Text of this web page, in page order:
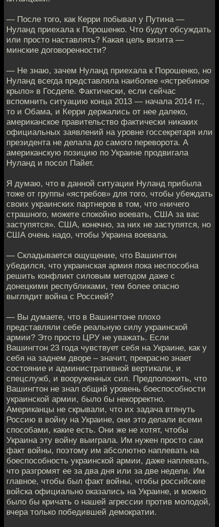
— После того, как Керри побывал у Путина —
Нуланд приехала к Порошенко. Что будут обсуждать
или просто наставлять? Какая цель визита —
минские договоренности?
— Не знаю, зачем Нуланд приехала к Порошенко, но
Нуланд всегда представляла наиболее «ястребиное
крыло» в Госдепе. Фактически, если сейчас
вспомнить ситуацию конца 2013 — начала 2014 гг.,
то и Обама, и Керри держались от нее далеко,
американское правительство фактически никаких
официальных заявлений на уровне госсекретаря или
президента не делала до самого переворота. А
американскую позицию по Украине продвигала
Нуланд и посол Пайет.
Я думаю, что в данной ситуации Нуланд прибыла
тоже от группы «ястребов» для того, чтобы убеждать
своих украинских партнеров в том, что «ничего
страшного, можете спокойно воевать, США за вас
заступятся». США, конечно, за них не заступятся, но
США очень надо, чтобы Украина воевала.
— Складывается ощущение, что Вашингтон
убедился, что украинская армия пока неспособна
решить конфликт силовым методом даже с
донецкими республиками, тем более опасно
выглядит война с Россией?
— Вы думаете, что в Вашингтоне плохо
представляли себе реальную силу украинской
армии? Это просто ЦРУ не уважать. Если
Вашингтон 23 года чувствует себя на Украине, как у
себя на заднем дворе – значит, прекрасно знает
состояние и административной вертикали, и
спецслужб, и вооруженных сил. Предположить, что
Вашингтон не знал общий уровень боеспособности
украинской армии, было бы некорректно.
Американцы не скрывали, что их задача втянуть
Россию в войну на Украине, они это делали всеми
способами, какие есть. Они же не хотят, чтобы
Украина эту войну выиграла. Им нужен просто сам
факт войны, поэтому им абсолютно наплевать на
боеспособность украинской армии, даже наплевать,
что разгромят ее за два дня или за две недели. Им
главное, чтобы был факт войны, чтобы российские
войска официально оказались на Украине, и можно
было бы кричать о нашей агрессии против молодой,
вчера только победившей демократии.